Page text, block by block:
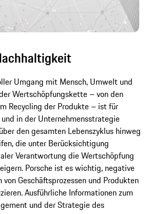
Umgang mit Mensch, Umwelt und
Wertschöpfungskette – von den
Recycling der Produkte – ist für
in der Unternehmensstrategie
den gesamten Lebenszyklus hinweg
die unter Berücksichtigung
Verantwortung die Wertschöpfung
Porsche ist es wichtig, negative
Geschäftsprozessen und Produkten
Ausführliche Informationen zum
und der Strategie des